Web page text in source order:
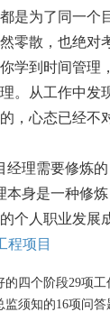
是为了同一个
零散，也绝对
学到时间管理
。从工作中发
，心态已经不
经理需要修炼
本身是一种修
个人职业发展
程项目
的四个阶段29项工
须知的16项问答